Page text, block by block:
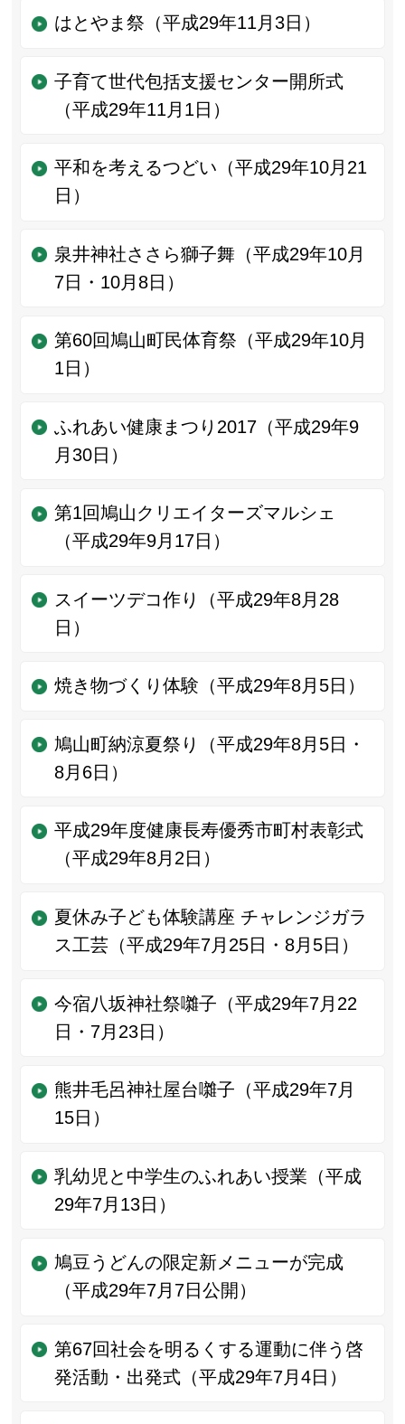
はとやま祭（平成29年11月3日）
子育て世代包括支援センター開所式
（平成29年11月1日）
平和を考えるつどい（平成29年10月21
日）
泉井神社ささら獅子舞（平成29年10月
7日・10月8日）
第60回鳩山町民体育祭（平成29年10月
1日）
ふれあい健康まつり2017（平成29年9
月30日）
第1回鳩山クリエイターズマルシェ
（平成29年9月17日）
スイーツデコ作り（平成29年8月28
日）
焼き物づくり体験（平成29年8月5日）
鳩山町納涼夏祭り（平成29年8月5日・
8月6日）
平成29年度健康長寿優秀市町村表彰式
（平成29年8月2日）
夏休み子ども体験講座 チャレンジガラ
ス工芸（平成29年7月25日・8月5日）
今宿八坂神社祭囃子（平成29年7月22
日・7月23日）
熊井毛呂神社屋台囃子（平成29年7月
15日）
乳幼児と中学生のふれあい授業（平成
29年7月13日）
鳩豆うどんの限定新メニューが完成
（平成29年7月7日公開）
第67回社会を明るくする運動に伴う啓
発活動・出発式（平成29年7月4日）